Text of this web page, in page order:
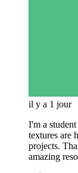
il y a 1 jour
I'm a
textures are
projects.
amazing